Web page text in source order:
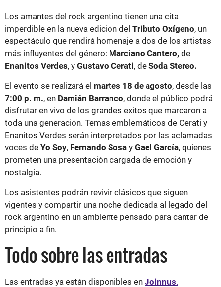
Los amantes del rock argentino tienen una cita
imperdible en la nueva edición del Tributo Oxígeno, un
espectáculo que rendirá homenaje a dos de los artistas
más influyentes del género: Marciano Cantero, de
Enanitos Verdes, y Gustavo Cerati, de Soda Stereo.
El evento se realizará el martes 18 de agosto, desde las
7:00 p. m., en Damián Barranco, donde el público podrá
disfrutar en vivo de los grandes éxitos que marcaron a
toda una generación. Temas emblemáticos de Cerati y
Enanitos Verdes serán interpretados por las aclamadas
voces de Yo Soy, Fernando Sosa y Gael García, quienes
prometen una presentación cargada de emoción y
nostalgia.
Los asistentes podrán revivir clásicos que siguen
vigentes y compartir una noche dedicada al legado del
rock argentino en un ambiente pensado para cantar de
principio a fin.
Todo sobre las entradas
Las entradas ya están disponibles en Joinnus.